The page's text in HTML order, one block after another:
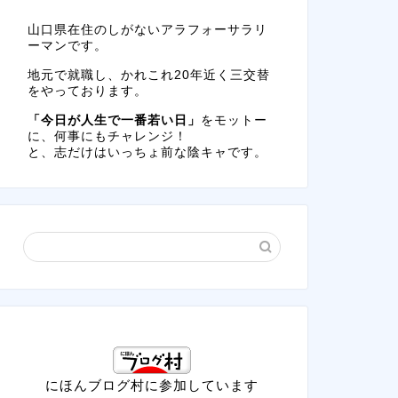
山口県在住のしがないアラフォーサラリ
ーマンです。
地元で就職し、かれこれ20年近く三交替
をやっております。
「今日が人生で一番若い日」 をモットー
に、何事にもチャレンジ！
と、志だけはいっちょ前な陰キャです。
にほんブログ村に参加しています